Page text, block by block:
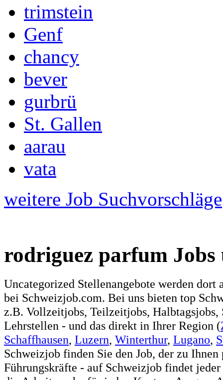
trimstein
Genf
chancy
bever
gurbrü
St. Gallen
aarau
vata
weitere Job Suchvorschläge
rodriguez parfum Jobs
Uncategorized Stellenangebote werden dort
bei Schweizjob.com. Bei uns bieten top
z.B. Vollzeitjobs, Teilzeitjobs,
Lehrstellen - und das direkt in Ihrer Region (
Schaffhausen, Luzern, Winterthur, Lugano,
Schweizjob finden Sie den Job, der zu
Führungskräfte - auf Schweizjob findet